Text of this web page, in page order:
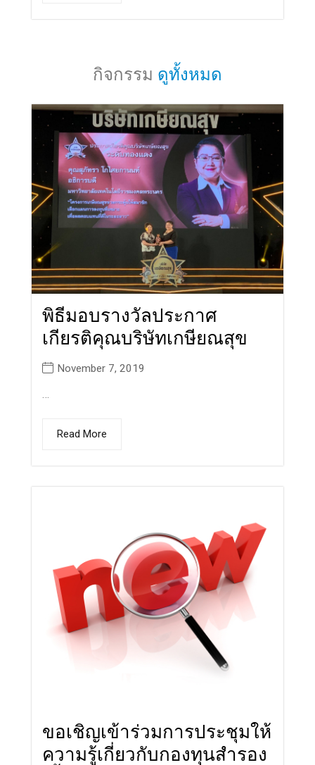
กิจกรรม ดูทั้งหมด
พิธีมอบรางวัลประกาศ
เกียรติคุณบริษัทเกษียณสุข
November 7, 2019
Read More
ขอเชิญเข้าร่วมการประชุมให้
ความรู้เกี่ยวกับกองทุนสำรอง